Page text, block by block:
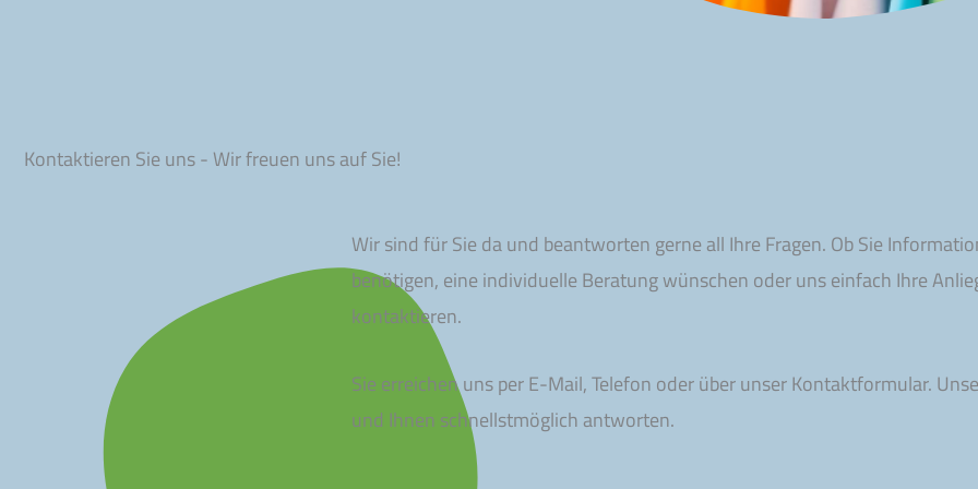
Kontaktieren Sie uns - Wir freuen uns auf Sie!
Wir sind für Sie da und beantworten gerne all Ihre Fragen. Ob Sie
benötigen, eine individuelle Beratung wünschen oder uns einfach Ihre
kontaktieren.
Sie erreichen uns per E-Mail, Telefon oder über unser Kontaktformular.
und Ihnen schnellstmöglich antworten.